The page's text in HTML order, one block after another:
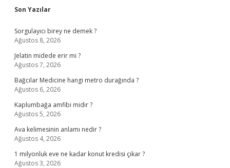
Sidebar
Son Yazılar
Sorgulayıcı birey ne demek ?
Ağustos 8, 2026
Jelatin midede erir mi ?
Ağustos 7, 2026
Bağcılar Medicine hangi metro durağında ?
Ağustos 6, 2026
Kaplumbağa amfibi midir ?
Ağustos 5, 2026
Ava kelimesinin anlamı nedir ?
Ağustos 4, 2026
1 milyonluk eve ne kadar konut kredisi çıkar ?
Ağustos 3, 2026